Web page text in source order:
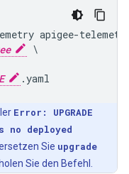
apigee-
\
Error: UPGRADE
no deployed
Sie upgrade
Sie den Befehl.